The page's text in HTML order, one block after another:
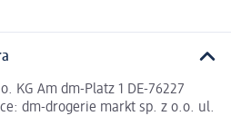
KG Am dm-Platz 1 DE-76227
dm-drogerie markt sp. z o.o. ul.